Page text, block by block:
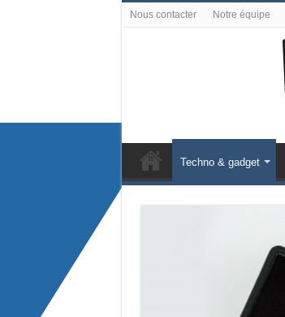
Nous contacter Notre équipe
Techno & gadget